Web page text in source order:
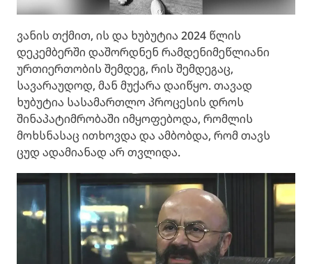
ვანის თქმით, ის და ხუბუტია 2024 წლის
დეკემბერში დაშორდნენ რამდენიმეწლიანი
ურთიერთობის შემდეგ, რის შემდეგაც,
სავარაუდოდ, მან მუქარა დაიწყო. თავად
ხუბუტია სასამართლო პროცესის დროს
შინაპატიმრობაში იმყოფებოდა, რომლის
მოხსნასაც ითხოვდა და ამბობდა, რომ თავს
ცუდ ადამიანად არ თვლიდა.